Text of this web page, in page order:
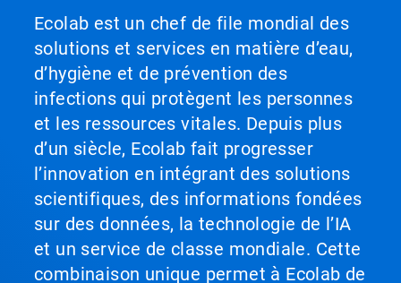
Ecolab est un chef de file mondial des
solutions et services en matière d’eau,
d’hygiène et de prévention des
infections qui protègent les personnes
et les ressources vitales. Depuis plus
d’un siècle, Ecolab fait progresser
l’innovation en intégrant des solutions
scientifiques, des informations fondées
sur des données, la technologie de l’IA
et un service de classe mondiale. Cette
combinaison unique permet à Ecolab de